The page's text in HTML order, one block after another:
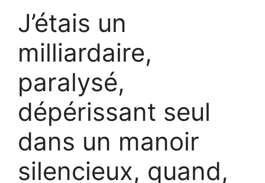
J’étais un
milliardaire,
paralysé,
dépérissant seul
dans un manoir
silencieux, quand,